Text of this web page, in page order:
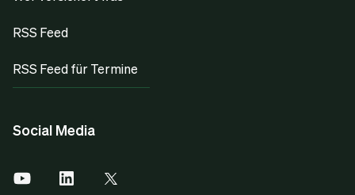
RSS Feed
RSS Feed für Termine
Social Media